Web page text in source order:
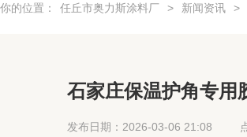
你的位置： 任丘市奥力斯涂料厂 > 新闻资讯 >
石家庄保温护角专用
发布日期：2026-03-06 21:08